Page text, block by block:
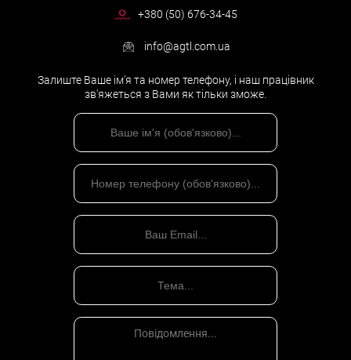
+380 (50) 676-34-45
info@agtl.com.ua
Залиште Ваше ім'я та номер телефону, і наш працівник
зв'яжеться з Вами як тільки зможе.